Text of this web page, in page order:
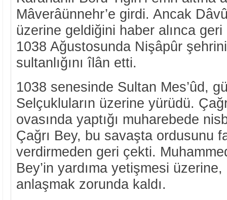
Mâverâünnehr’e girdi. Ancak
üzerine geldiğini haber alınca
1038 Ağustosunda Nişâpûr
sultanlığını îlân etti.
1038 senesinde Sultan Mes’ûd,
Selçukluların üzerine yürüdü.
ovasında yaptığı muharebede
Çağrı Bey, bu savaşta ordusunu
verdirmeden geri çekti.
Bey’in yardıma yetişmesi üzerine,
anlaşmak zorunda kaldı.